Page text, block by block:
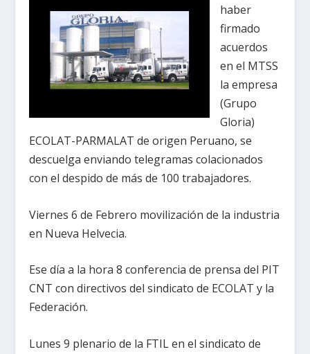
haber
firmado
acuerdos
en el MTSS
la empresa
(Grupo
Gloria)
ECOLAT-PARMALAT de origen Peruano, se
descuelga enviando telegramas colacionados
con el despido de más de 100 trabajadores.
Viernes 6 de Febrero movilización de la industria
en Nueva Helvecia.
Ese día a la hora 8 conferencia de prensa del PIT
CNT con directivos del sindicato de ECOLAT y la
Federación.
Lunes 9 plenario de la FTIL en el sindicato de